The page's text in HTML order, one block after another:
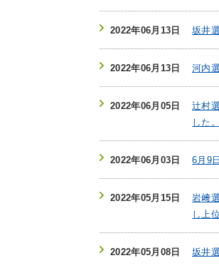
2022年06月13日 坂井
2022年06月13日 河内
2022年06月05日
辻村
した
2022年06月03日 6月9
2022年05月15日
岩﨑
し上
2022年05月08日 坂井